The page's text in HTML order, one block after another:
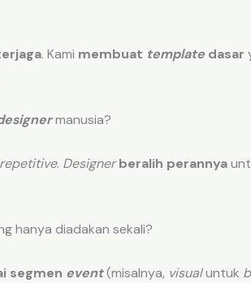
. Kami membuat templatedasar
manusia?
repetitive. Designer beralih perannya
hanya diadakan sekali?
segmen event(misalnya, visualuntuk